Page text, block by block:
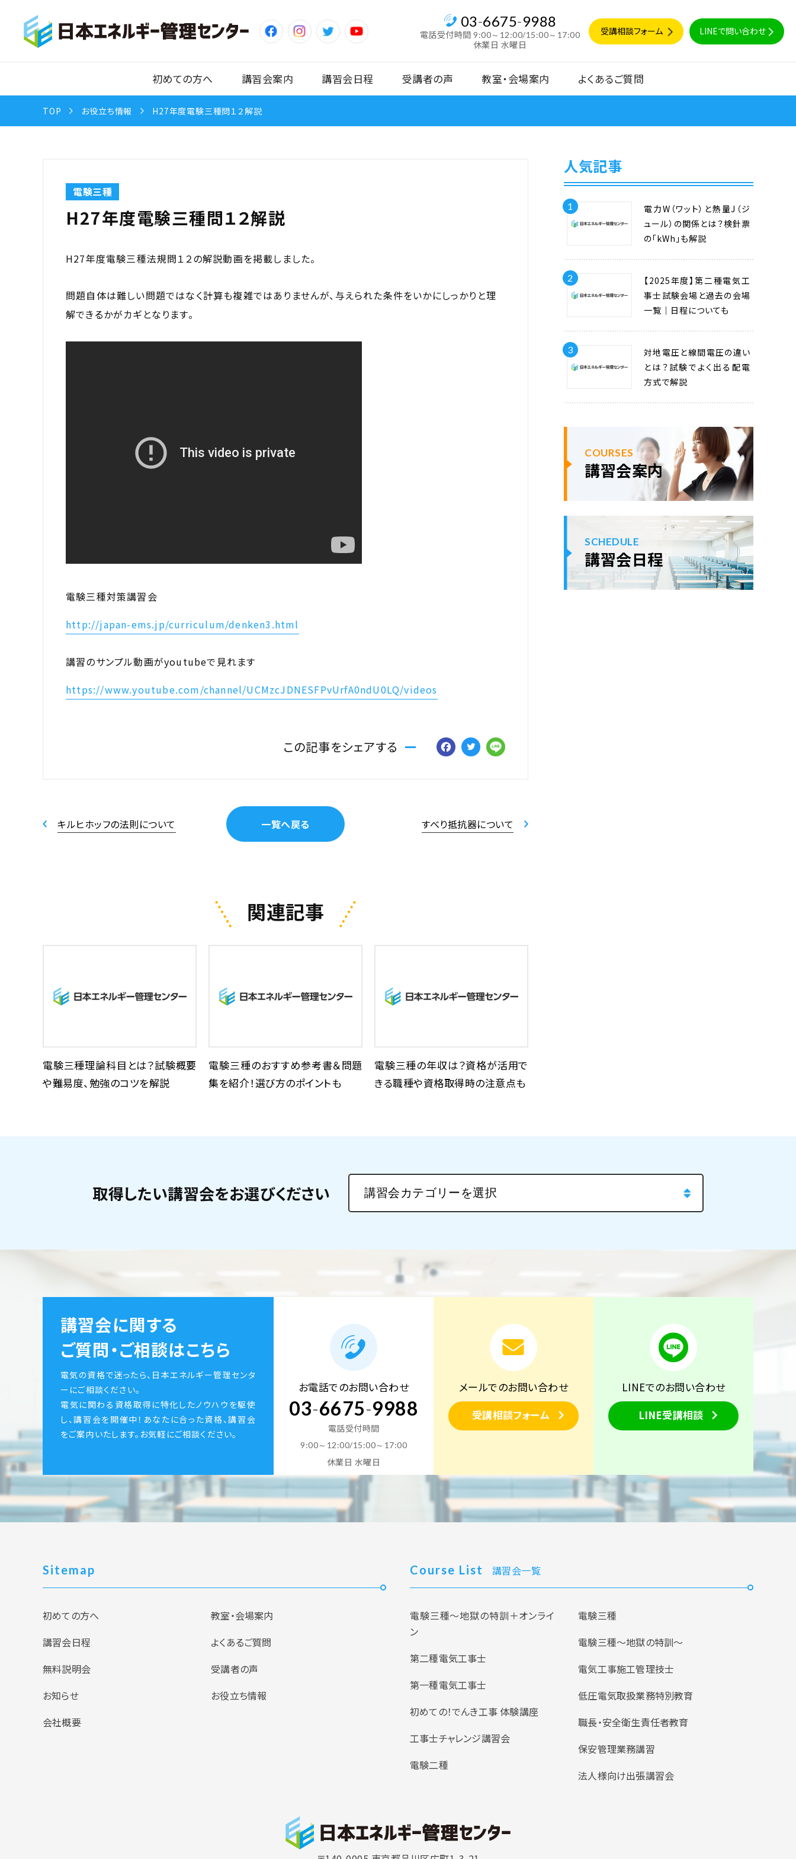
03-6675-9988
電話受付時間 9:00～12:00/15:00～17:00
休業日 水曜日
受講相談フォーム LINEで問い合わせ
初めての方へ 講習会案内 講習会日程 受講者の声 教室・会場案内 よくあるご質問
TOP お役立ち情報 H27年度電験三種問１２解説
電験三種
H27年度電験三種問１２解説
H27年度電験三種法規問１２の解説動画を掲載しました。
問題自体は難しい問題ではなく計算も複雑ではありませんが、与えられた条件をいかにしっかりと理
解できるかがカギとなります。
電験三種対策講習会
http://japan-ems.jp/curriculum/denken3.html
講習のサンプル動画がyoutubeで見れます
https://www.youtube.com/channel/UCMzcJDNESFPvUrfA0ndU0LQ/videos
この記事をシェアする Facebook
Twitter
キルヒホッフの法則について 一覧へ戻る すべり抵抗器について
関連記事
電験三種理論科目とは？試験概要
や難易度、勉強のコツを解説
電験三種のおすすめ参考書＆問題
集を紹介！選び方のポイントも
電験三種の年収は？資格が活用で
きる職種や資格取得時の注意点も
人気記事
1
電力W（ワット）と熱量J（ジ
ュール）の関係とは？検針票
の「kWh」も解説
2
【2025年度】第二種電気工
事士試験会場と過去の会場
一覧｜日程についても
3
対地電圧と線間電圧の違い
とは？試験でよく出る配電
方式で解説
COURSES
講習会案内
SCHEDULE
講習会日程
取得したい講習会をお選びください
講習会に関する
ご質問・ご相談はこちら
電気の資格で迷ったら、日本エネルギー管理センタ
ーにご相談ください。
電気に関わる資格取得に特化したノウハウを駆使
し、講習会を開催中！あなたに合った資格、講習会
をご案内いたします。お気軽にご相談ください。
お電話でのお問い合わせ
03-6675-9988
電話受付時間
9:00～12:00/15:00～17:00
休業日 水曜日
メールでのお問い合わせ
受講相談フォーム
LINEでのお問い合わせ
LINE受講相談
Sitemap
初めての方へ
教室・会場案内
講習会日程
よくあるご質問
無料説明会
受講者の声
お知らせ
お役立ち情報
会社概要
Course List 講習会一覧
電験三種～地獄の特訓＋オンライ
ン
第二種電気工事士
第一種電気工事士
初めての！でんき工事 体験講座
工事士チャレンジ講習会
電験二種
電験三種
電験三種〜地獄の特訓〜
電気工事施工管理技士
低圧電気取扱業務特別教育
職長・安全衛生責任者教育
保安管理業務講習
法人様向け出張講習会